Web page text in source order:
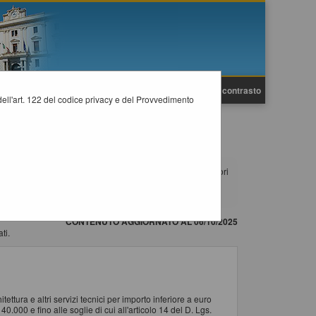
Alto contrasto
122 del codice privacy e del Provvedimento
Per richiedere l'iscrizione ad un elenco operatori
CONTENUTO AGGIORNATO AL 06/10/2025
e altri servizi tecnici per importo inferiore a euro
e fino alle soglie di cui all'articolo 14 del D. Lgs.